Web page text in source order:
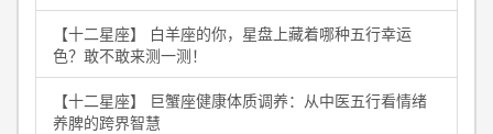
【十二星座】 白羊座的你，星盘上藏着哪种五行幸运
色？敢不敢来测一测！
【十二星座】 巨蟹座健康体质调养：从中医五行看情绪
养脾的跨界智慧